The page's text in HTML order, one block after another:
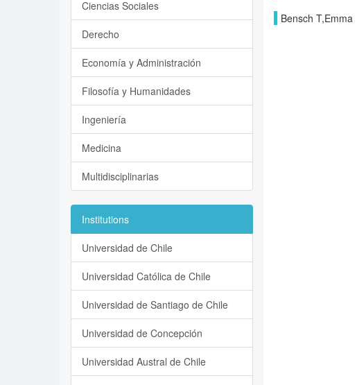
Bensch T,Emma
Ciencias Sociales
Derecho
Economía y Administración
Filosofía y Humanidades
Ingeniería
Medicina
Multidisciplinarias
Institutions
Universidad de Chile
Universidad Católica de Chile
Universidad de Santiago de Chile
Universidad de Concepción
Universidad Austral de Chile